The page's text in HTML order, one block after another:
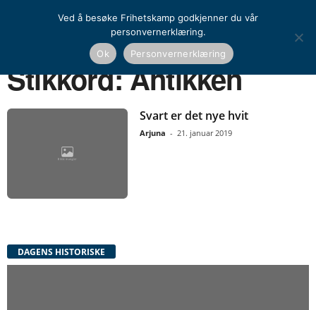
Antikken
Stikkord: Antikken
Svart er det nye hvit
Arjuna - 21. januar 2019
DAGENS HISTORISKE
Ved å besøke Frihetskamp godkjenner du vår
personvernerklæring.
Ok
Personvernerklæring